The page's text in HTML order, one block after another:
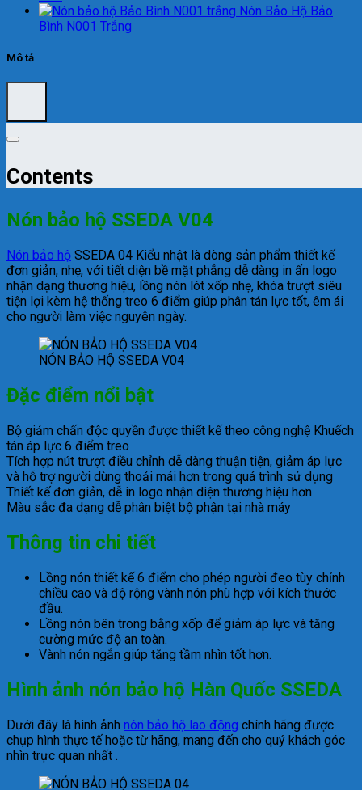
Nón Bảo Hộ Bảo
Bình N001 Trắng
Mô tả
Contents
Nón bảo hộ SSEDA V04
Nón bảo hộ SSEDA 04 Kiểu nhật là dòng sản phẩm thiết kế
đơn giản, nhẹ, với tiết diện bề mặt phẳng dễ dàng in ấn logo
nhận dạng thương hiệu, lồng nón lót xốp nhẹ, khóa trượt siêu
tiện lợi kèm hệ thống treo 6 điểm giúp phân tán lực tốt, êm ái
cho người làm việc nguyên ngày.
NÓN BẢO HỘ SSEDA V04
Đặc điểm nổi bật
Bộ giảm chấn độc quyền được thiết kế theo công nghệ Khuếch
tán áp lực 6 điểm treo
Tích hợp nút trượt điều chỉnh dễ dàng thuận tiện, giảm áp lực
và hỗ trợ người dùng thoải mái hơn trong quá trình sử dụng
Thiết kế đơn giản, dễ in logo nhận diện thương hiệu hơn
Màu sắc đa dạng dễ phân biệt bộ phận tại nhà máy
Thông tin chi tiết
Lồng nón thiết kế 6 điểm cho phép người đeo tùy chỉnh
chiều cao và độ rộng vành nón phù hợp với kích thước
đầu.
Lồng nón bên trong bằng xốp để giảm áp lực và tăng
cường mức độ an toàn.
Vành nón ngắn giúp tăng tầm nhìn tốt hơn.
Hình ảnh nón bảo hộ Hàn Quốc SSEDA
Dưới đây là hình ảnh nón bảo hộ lao động chính hãng được
chụp hình thực tế hoặc từ hãng, mang đến cho quý khách góc
nhìn trực quan nhất .